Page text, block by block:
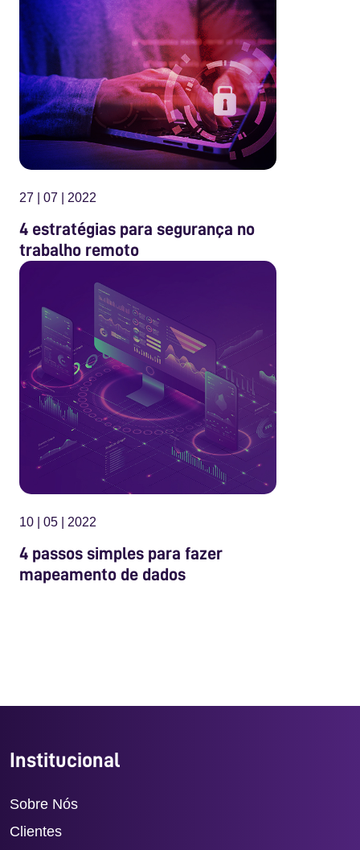
27 | 07 | 2022
4 estratégias para segurança no
trabalho remoto
10 | 05 | 2022
4 passos simples para fazer
mapeamento de dados
Institucional
Sobre Nós
Clientes